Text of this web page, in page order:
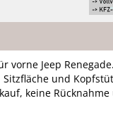
vorne Jeep
Sitzfläche und
keine